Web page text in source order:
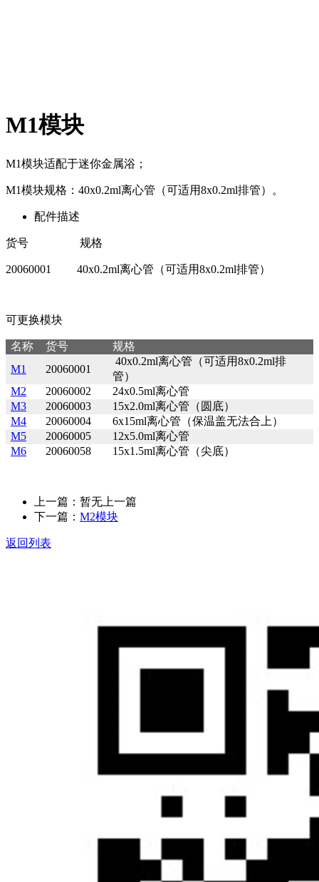
M1模块
M1模块适配于迷你金属浴；
M1模块规格：40x0.2ml离心管（可适用8x0.2ml排管）。
配件描述
货号 规格
20060001 40x0.2ml离心管（可适用8x0.2ml排管）
可更换模块
名称 货号
规格
M1
20060001
40x0.2ml离心管（可适用8x0.2ml排
管）
M2
20060002
24x0.5ml离心管
M3
20060003
15x2.0ml离心管（圆底）
M4
20060004
6x15ml离心管（保温盖无法合上）
M5
20060005
12x5.0ml离心管
M6
20060058 15x1.5ml离心管（尖底）
上一篇：暂无上一篇
下一篇： M2模块
返回列表